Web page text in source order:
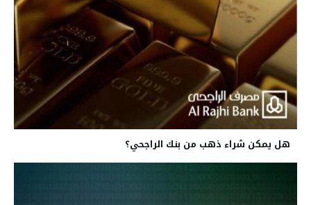
هل يمكن شراء ذهب من بنك الراجحي؟